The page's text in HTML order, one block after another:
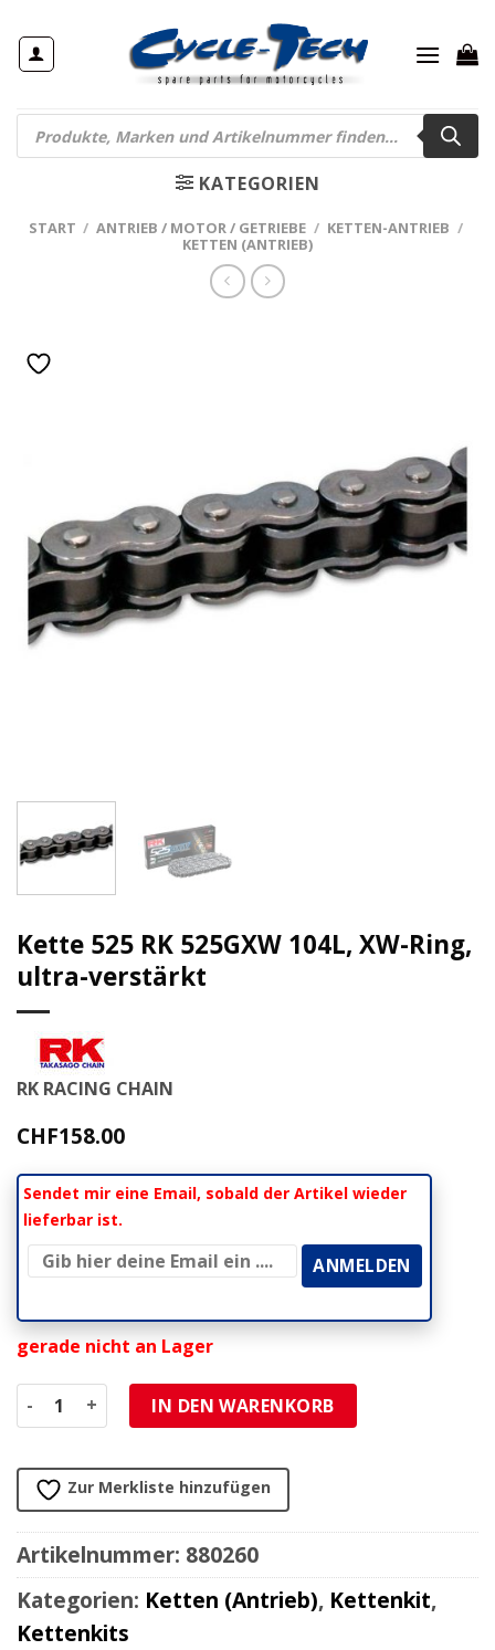
Inhalt
springen
Products
search
KATEGORIEN
START / ANTRIEB / MOTOR / GETRIEBE / KETTEN-ANTRIEB /
KETTEN (ANTRIEB)
Kette 525 RK 525GXW 104L, XW-Ring,
ultra-verstärkt
RK RACING CHAIN
CHF158.00
Sendet mir eine Email, sobald der Artikel wieder
lieferbar ist.
gerade nicht an Lager
Kette 525 RK 525GXW 104L, XW-Ring, ultra-verstärkt Menge
IN DEN WARENKORB
Zur Merkliste hinzufügen
Artikelnummer: 880260
Kategorien: Ketten (Antrieb), Kettenkit,
Kettenkits